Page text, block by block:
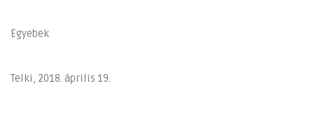
Egyebek
Telki, 2018. április 19.